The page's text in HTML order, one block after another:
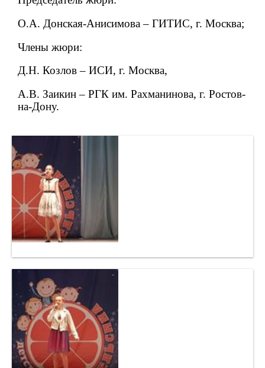
О.А. Донская-Анисимова – ГИТИС, г. Москва;
Члены жюри:
Д.Н. Козлов – ИСИ, г. Москва,
А.В. Заикин – РГК им. Рахманинова, г. Ростов-
на-Дону.